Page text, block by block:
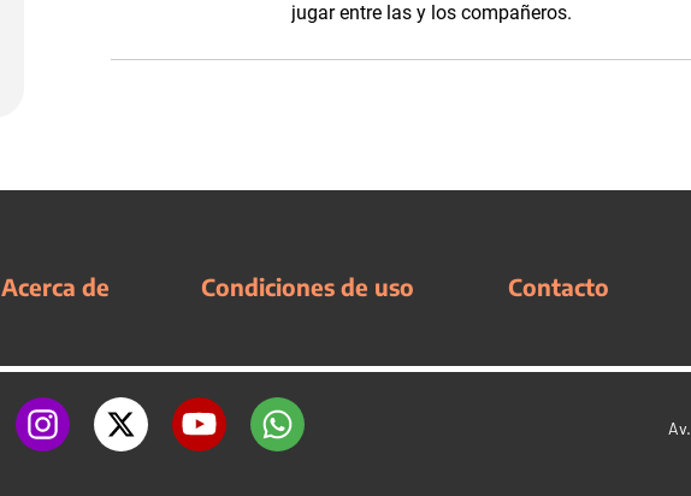
jugar entre las y los compañeros.
Acerca de Condiciones de uso Contacto